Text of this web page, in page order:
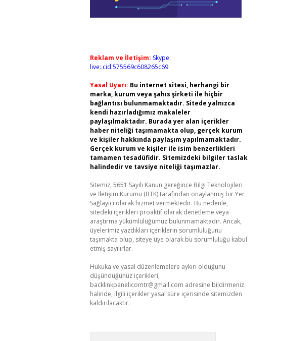
Reklam ve İletişim: Skype:
live:.cid.575569c608265c69
Yasal Uyarı: Bu internet sitesi, herhangi bir
marka, kurum veya şahıs şirketi ile hiçbir
bağlantısı bulunmamaktadır. Sitede yalnızca
kendi hazırladığımız makaleler
paylaşılmaktadır. Burada yer alan içerikler
haber niteliği taşımamakta olup, gerçek kurum
ve kişiler hakkında paylaşım yapılmamaktadır.
Gerçek kurum ve kişiler ile isim benzerlikleri
tamamen tesadüfidir. Sitemizdeki bilgiler taslak
halindedir ve tavsiye niteliği taşımazlar.
Sitemiz, 5651 Sayılı Kanun gereğince Bilgi Teknolojileri
ve İletişim Kurumu (BTK) tarafından onaylanmış bir Yer
Sağlayıcı olarak hizmet vermektedir. Bu nedenle,
sitedeki içerikleri proaktif olarak denetleme veya
araştırma yükümlülüğümüz bulunmamaktadır. Ancak,
üyelerimiz yazdıkları içeriklerin sorumluluğunu
taşımakta olup, siteye üye olarak bu sorumluluğu kabul
etmiş sayılırlar.
Hukuka ve yasal düzenlemelere aykırı olduğunu
düşündüğünüz içerikleri,
backlinkpanelicomtr@gmail.com adresine bildirmeniz
halinde, ilgili içerikler yasal süre içerisinde sitemizden
kaldırılacaktır.